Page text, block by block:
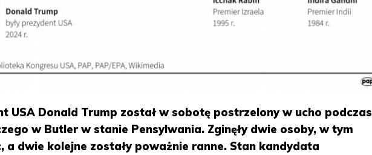
USA Donald Trump został w sobotę postrzelony w ucho podczas
w Butler w stanie Pensylwania. Zginęły dwie osoby, w tym
a dwie kolejne zostały poważnie ranne. Stan kandydata